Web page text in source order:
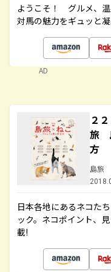
ようこそ！ グルメ、温
対馬の魅力をギュッと
AD
２
旅
方
島旅
日本各地にあるネコた
ック。ネコポイント、
載!